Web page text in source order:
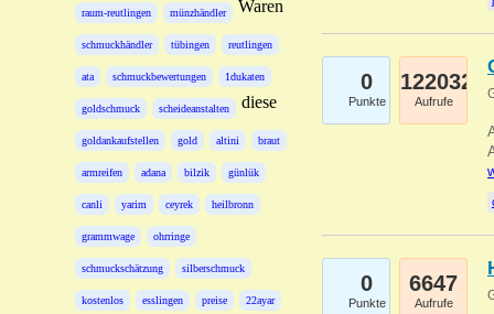
raum-reutlingen münzhändler
schmuckhändler tübingen reutlingen
ata schmuckbewertungen 1dukaten
goldschmuck scheideanstalten
goldankaufstellen gold altini braut
armreifen adana bilzik günlük
canli yarim ceyrek heilbronn
grammwage ohrringe
schmuckschätzung silberschmuck
kostenlos esslingen preise 22ayar
Waren
diese
0
Punkte
122032
Aufrufe
0
Punkte
6647
Aufrufe